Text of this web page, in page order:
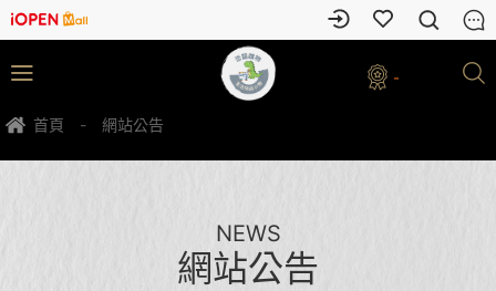
-
首頁 - 網站公告
NEWS
網站公告